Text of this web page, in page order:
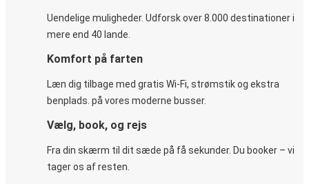
Uendelige muligheder. Udforsk over 8.000 destinationer i
mere end 40 lande.
Komfort på farten
Læn dig tilbage med gratis Wi-Fi, strømstik og ekstra
benplads. på vores moderne busser.
Vælg, book, og rejs
Fra din skærm til dit sæde på få sekunder. Du booker – vi
tager os af resten.